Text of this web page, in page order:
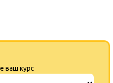
ваш курс